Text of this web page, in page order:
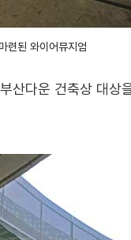
련된 와이어뮤지엄
산다운 건축상 대상